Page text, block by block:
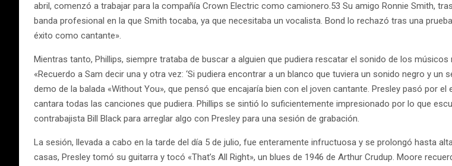
abril, comenzó a trabajar para la compañía Crown Electric como camionero.53 Su amigo Ronnie Smith,
banda profesional en la que Smith tocaba, ya que necesitaba un vocalista. Bond lo rechazó tras una
éxito como cantante».
Mientras tanto, Phillips, siempre trataba de buscar a alguien que pudiera rescatar el sonido de los
«Recuerdo a Sam decir una y otra vez: ‘Si pudiera encontrar a un blanco que tuviera un sonido negro y
demo de la balada «Without You», que pensó que encajaría bien con el joven cantante. Presley pasó por
cantara todas las canciones que pudiera. Phillips se sintió lo suficientemente impresionado por lo que
contrabajista Bill Black para arreglar algo con Presley para una sesión de grabación.
La sesión, llevada a cabo en la tarde del día 5 de julio, fue enteramente infructuosa y se prolongó hasta
casas, Presley tomó su guitarra y tocó «That’s All Right», un blues de 1946 de Arthur Crudup. Moore